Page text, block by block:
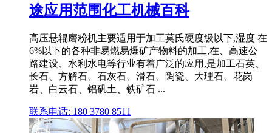
途应用范围化工机械百科
高压悬辊磨粉机主要适用于加工莫氏硬度级以下,湿度 在
6%以下的各种非易燃易爆矿产物料的加工,在、高速公
路建设、水利水电等行业有着广泛的应用,是加工石英、
长石、方解石、石灰石、滑石、陶瓷、大理石、花岗
岩、白云石、铝矾土、铁矿石 ...
联系电话: 180 3780 8511